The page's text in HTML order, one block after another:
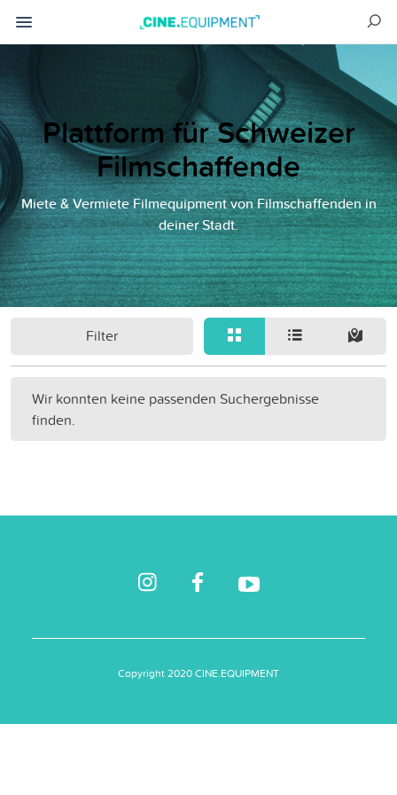
Plattform für Schweizer
Filmschaffende
Miete & Vermiete Filmequipment von Filmschaffenden in
deiner Stadt.
Filter
Wir konnten keine passenden Suchergebnisse
finden.
Copyright 2020 CINE.EQUIPMENT